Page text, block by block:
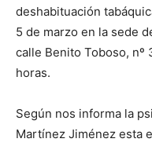
deshabituación
5 de marzo en la sede
calle Benito Toboso, nº
horas.
Según nos informa la
Martínez Jiménez esta